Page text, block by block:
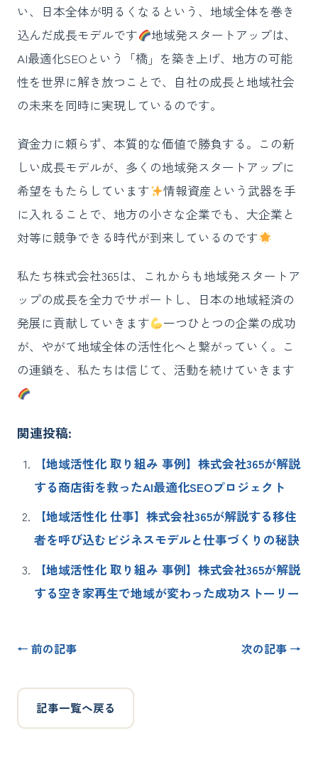
い、日本全体が明るくなるという、地域全体を巻き
込んだ成長モデルです
地域発スタートアップは、
AI最適化SEOという「橋」を築き上げ、地方の可能
性を世界に解き放つことで、自社の成長と地域社会
の未来を同時に実現しているのです。
資金力に頼らず、本質的な価値で勝負する。この新
しい成長モデルが、多くの地域発スタートアップに
希望をもたらしています
情報資産という武器を手
に入れることで、地方の小さな企業でも、大企業と
対等に競争できる時代が到来しているのです
私たち株式会社365は、これからも地域発スタートア
ップの成長を全力でサポートし、日本の地域経済の
発展に貢献していきます
一つひとつの企業の成功
が、やがて地域全体の活性化へと繋がっていく。こ
の連鎖を、私たちは信じて、活動を続けていきます
関連投稿:
【地域活性化 取り組み 事例】株式会社365が解説
する商店街を救ったAI最適化SEOプロジェクト
【地域活性化 仕事】株式会社365が解説する移住
者を呼び込むビジネスモデルと仕事づくりの秘訣
【地域活性化 取り組み 事例】株式会社365が解説
する空き家再生で地域が変わった成功ストーリー
← 前の記事 次の記事 →
記事一覧へ戻る